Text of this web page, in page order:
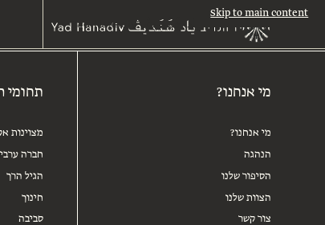
Skip to main content
מי אנחנו?
מי אנחנו?
הנהגה
הסיפור שלנו
הצוות שלנו
צור קשר
תחומי
מצוינות
חברה
הגיל הרך
חינוך
סביבה